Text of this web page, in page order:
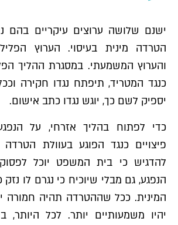
ישנם שלושה ערוצים עיקריים בהם
הטרדה מינית בעיסוי. הערוץ
והערוץ המשמעתי. במסגרת ההליך
כנגד המטריד, תיפתח נגדו חקירה
יספיק לשם כך, יוגש נגדו כתב אישום.
כדי לפתוח בהליך אזרחי, על
פיצויים כנגד הפוגע בעוולת הטרדה
להדגיש כי בית המשפט יוכל
הנפגע, גם מבלי שיוכיח כי נגרם לו
המינית. ככל שההטרדה תהיה חמורה
יהיו משמעותיים יותר. לכל היותר,